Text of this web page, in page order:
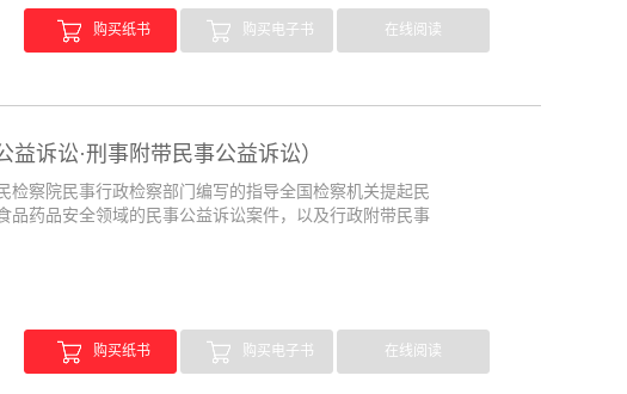
购买纸书 购买电子书 在线阅读
诉讼·刑事附带民事公益诉讼）
察院民事行政检察部门编写的指导全国检察机关提起民
药品安全领域的民事公益诉讼案件，以及行政附带民事
购买纸书 购买电子书 在线阅读